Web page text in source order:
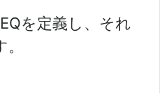
を定義し、それ